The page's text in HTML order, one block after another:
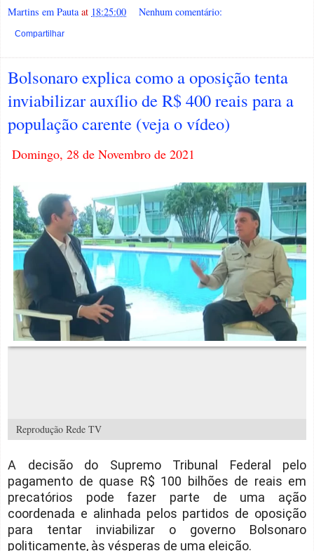
Martins em Pauta at 18:25:00 Nenhum comentário:
Compartilhar
Bolsonaro explica como a oposição tenta
inviabilizar auxílio de R$ 400 reais para a
população carente (veja o vídeo)
Domingo, 28 de Novembro de 2021
Reprodução Rede TV
A decisão do Supremo Tribunal Federal pelo
pagamento de quase R$ 100 bilhões de reais em
precatórios pode fazer parte de uma ação
coordenada e alinhada pelos partidos de oposição
para tentar inviabilizar o governo Bolsonaro
politicamente, às vésperas de uma eleição.